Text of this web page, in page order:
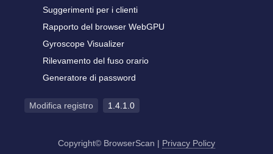
Suggerimenti per i clienti
Rapporto del browser WebGPU
Gyroscope Visualizer
Rilevamento del fuso orario
Generatore di password
Modifica registro 1.4.1.0
Copyright© BrowserScan | Privacy Policy